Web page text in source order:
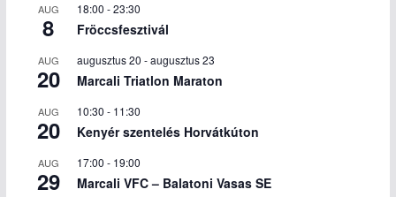
AUG
8
18:00 -23:30
Fröccsfesztivál
AUG
20
augusztus 20 -augusztus 23
Marcali Triatlon Maraton
AUG
20
10:30 - 11:30
Kenyér szentelés Horvátkúton
AUG
29
17:00 - 19:00
Marcali VFC – Balatoni Vasas SE